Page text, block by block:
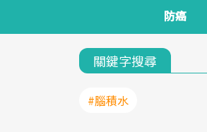
防癌
關鍵字搜尋
#腦積水